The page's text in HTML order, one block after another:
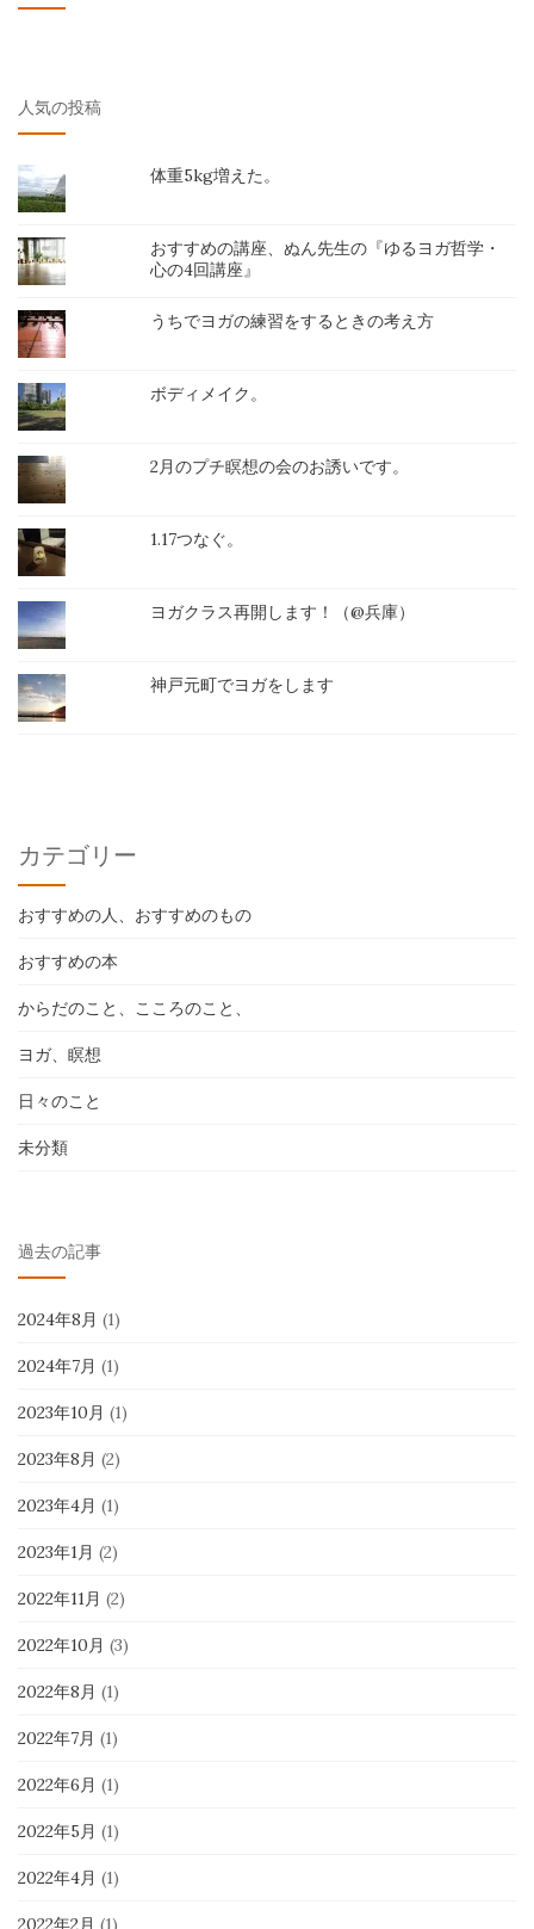
人気の投稿
体重5kg増えた。
おすすめの講座、ぬん先生の『ゆるヨガ哲学・
心の4回講座』
うちでヨガの練習をするときの考え方
ボディメイク。
2月のプチ瞑想の会のお誘いです。
1.17つなぐ。
ヨガクラス再開します！（@兵庫）
神戸元町でヨガをします
カテゴリー
おすすめの人、おすすめのもの
おすすめの本
からだのこと、こころのこと、
ヨガ、瞑想
日々のこと
未分類
過去の記事
2024年8月 (1)
2024年7月 (1)
2023年10月 (1)
2023年8月 (2)
2023年4月 (1)
2023年1月 (2)
2022年11月 (2)
2022年10月 (3)
2022年8月 (1)
2022年7月 (1)
2022年6月 (1)
2022年5月 (1)
2022年4月 (1)
2022年2月 (1)